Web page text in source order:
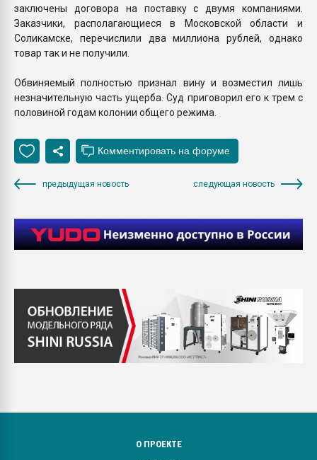
заключены договора на поставку с двумя компаниями.
Заказчики, располагающиеся в Московской области и
Соликамске, перечислили два миллиона рублей, однако
товар так и не получили.
Обвиняемый полностью признал вину и возместил лишь
незначительную часть ущерба. Суд приговорил его к трем с
половиной годам колонии общего режима.
предыдущая новость следующая новость
О ПРОЕКТЕ